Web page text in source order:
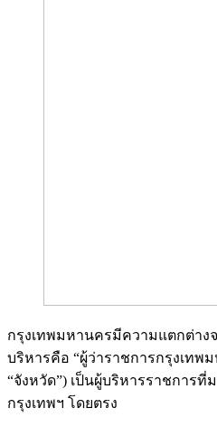
กรุงเทพมหานครมีความแตกต่าง
บริหารคือ “ผู้ว่าราชการกรุงเทพ
“จังหวัด”) เป็นผู้บริหารราชการที่
กรุงเทพฯ โดยตรง